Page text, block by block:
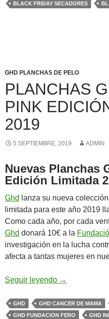
BLACK FRIDAY SECADORES
GHD PLANCHAS DE PELO
PLANCHAS
PINK
2019
5 SEPTIEMBRE, 2019 ADMIN
Nuevas Planchas
Edición Limitada
Ghd lanza su nueva
limitada para este año 2019
Como cada año, por cada
Ghd donará 10€ a la
investigación en la lucha
afecta a tantas mujeres en
Seguir leyendo Planchas
→
GHD GHD CANCER DE MAMA
GHD FUNDACION FERO
GHD